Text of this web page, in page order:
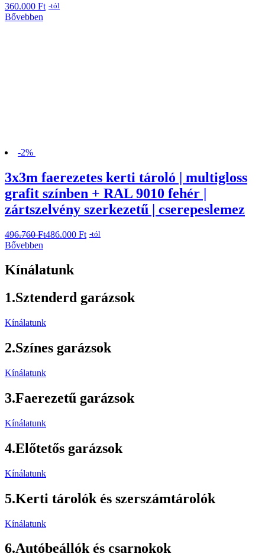
-tól
360.000 Ft
Bővebben
-2%
3x3m faerezetes kerti tároló | multigloss
grafit színben + RAL 9010 fehér |
zártszelvény szerkezetű | cserepeslemez
-tól
496.760Ft
Original
price
496.760 Ft.
486.000 Ft
Current
price
486.000 Ft.
Bővebben
Kínálatunk
1.Sztenderd garázsok
Kínálatunk
2.Színes garázsok
Kínálatunk
3.Faerezetű garázsok
Kínálatunk
4.Előtetős garázsok
Kínálatunk
5.Kerti tárolók és szerszámtárolók
Kínálatunk
6.Autóbeállók és csarnokok